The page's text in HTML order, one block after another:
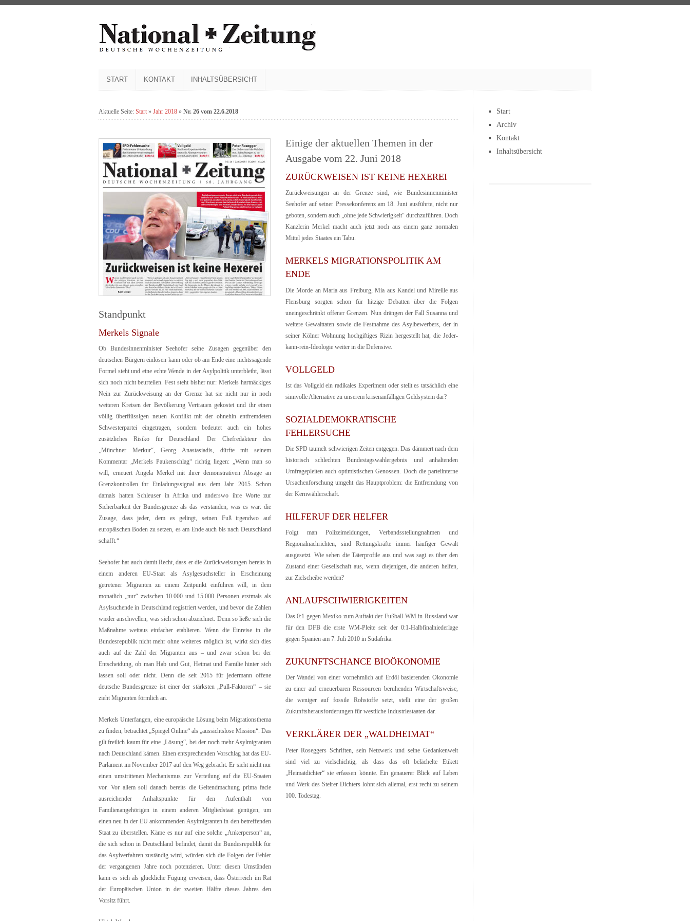
START KONTAKT INHALTSÜBERSICHT
Aktuelle Seite: Start » Jahr 2018 » Nr. 26 vom 22.6.2018
Standpunkt
Merkels Signale
Ob Bundesinnenminister Seehofer seine Zusagen gegenüber den
deutschen Bürgern einlösen kann oder ob am Ende eine nichtssagende
Formel steht und eine echte Wende in der Asylpolitik unterbleibt, lässt
sich noch nicht beurteilen. Fest steht bisher nur: Merkels hartnäckiges
Nein zur Zurückweisung an der Grenze hat sie nicht nur in noch
weiteren Kreisen der Bevölkerung Vertrauen gekostet und ihr einen
völlig überflüssigen neuen Konflikt mit der ohnehin entfremdeten
Schwesterpartei eingetragen, sondern bedeutet auch ein hohes
zusätzliches Risiko für Deutschland. Der Chefredakteur des
„Münchner Merkur“, Georg Anastasiadis, dürfte mit seinem
Kommentar „Merkels Paukenschlag“ richtig liegen: „Wenn man so
will, erneuert Angela Merkel mit ihrer demonstrativen Absage an
Grenzkontrollen ihr Einladungssignal aus dem Jahr 2015. Schon
damals hatten Schleuser in Afrika und anderswo ihre Worte zur
Sicherbarkeit der Bundesgrenze als das verstanden, was es war: die
Zusage, dass jeder, dem es gelingt, seinen Fuß irgendwo auf
europäischen Boden zu setzen, es am Ende auch bis nach Deutschland
schafft.“
Seehofer hat auch damit Recht, dass er die Zurückweisungen bereits in
einem anderen EU-Staat als Asylgesuchsteller in Erscheinung
getretener Migranten zu einem Zeitpunkt einführen will, in dem
monatlich „nur“ zwischen 10.000 und 15.000 Personen erstmals als
Asylsuchende in Deutschland registriert werden, und bevor die Zahlen
wieder anschwellen, was sich schon abzeichnet. Denn so ließe sich die
Maßnahme weitaus einfacher etablieren. Wenn die Einreise in die
Bundesrepublik nicht mehr ohne weiteres möglich ist, wirkt sich dies
auch auf die Zahl der Migranten aus – und zwar schon bei der
Entscheidung, ob man Hab und Gut, Heimat und Familie hinter sich
lassen soll oder nicht. Denn die seit 2015 für jedermann offene
deutsche Bundesgrenze ist einer der stärksten „Pull-Faktoren“ – sie
zieht Migranten förmlich an.
Merkels Unterfangen, eine europäische Lösung beim Migrationsthema
zu finden, betrachtet „Spiegel Online“ als „aussichtslose Mission“. Das
gilt freilich kaum für eine „Lösung“, bei der noch mehr Asylmigranten
nach Deutschland kämen. Einen entsprechenden Vorschlag hat das EU-
Parlament im November 2017 auf den Weg gebracht. Er sieht nicht nur
einen umstrittenen Mechanismus zur Verteilung auf die EU-Staaten
vor. Vor allem soll danach bereits die Geltendmachung prima facie
ausreichender Anhaltspunkte für den Aufenthalt von
Familienangehörigen in einem anderen Mitgliedstaat genügen, um
einen neu in der EU ankommenden Asylmigranten in den betreffenden
Staat zu überstellen. Käme es nur auf eine solche „Ankerperson“ an,
die sich schon in Deutschland befindet, damit die Bundesrepublik für
das Asylverfahren zuständig wird, würden sich die Folgen der Fehler
der vergangenen Jahre noch potenzieren. Unter diesen Umständen
kann es sich als glückliche Fügung erweisen, dass Österreich im Rat
der Europäischen Union in der zweiten Hälfte dieses Jahres den
Vorsitz führt.
Einige der aktuellen Themen in der
Ausgabe vom 22. Juni 2018
ZURÜCKWEISEN IST KEINE HEXEREI
Zurückweisungen an der Grenze sind, wie Bundesinnenminister
Seehofer auf seiner Pressekonferenz am 18. Juni ausführte, nicht nur
geboten, sondern auch „ohne jede Schwierigkeit“ durchzuführen. Doch
Kanzlerin Merkel macht auch jetzt noch aus einem ganz normalen
Mittel jedes Staates ein Tabu.
MERKELS MIGRATIONSPOLITIK AM
ENDE
Die Morde an Maria aus Freiburg, Mia aus Kandel und Mireille aus
Flensburg sorgten schon für hitzige Debatten über die Folgen
uneingeschränkt offener Grenzen. Nun drängen der Fall Susanna und
weitere Gewalttaten sowie die Festnahme des Asylbewerbers, der in
seiner Kölner Wohnung hochgiftiges Rizin hergestellt hat, die Jeder-
kann-rein-Ideologie weiter in die Defensive.
VOLLGELD
Ist das Vollgeld ein radikales Experiment oder stellt es tatsächlich eine
sinnvolle Alternative zu unserem krisenanfälligen Geldsystem dar?
SOZIALDEMOKRATISCHE
FEHLERSUCHE
Die SPD taumelt schwierigen Zeiten entgegen. Das dämmert nach dem
historisch schlechten Bundestagswahlergebnis und anhaltenden
Umfragepleiten auch optimistischen Genossen. Doch die parteiinterne
Ursachenforschung umgeht das Hauptproblem: die Entfremdung von
der Kernwählerschaft.
HILFERUF DER HELFER
Folgt man Polizeimeldungen, Verbandsstellungnahmen und
Regionalnachrichten, sind Rettungskräfte immer häufiger Gewalt
ausgesetzt. Wie sehen die Täterprofile aus und was sagt es über den
Zustand einer Gesellschaft aus, wenn diejenigen, die anderen helfen,
zur Zielscheibe werden?
ANLAUFSCHWIERIGKEITEN
Das 0:1 gegen Mexiko zum Auftakt der Fußball-WM in Russland war
für den DFB die erste WM-Pleite seit der 0:1-Halbfinalniederlage
gegen Spanien am 7. Juli 2010 in Südafrika.
ZUKUNFTSCHANCE BIOÖKONOMIE
Der Wandel von einer vornehmlich auf Erdöl basierenden Ökonomie
zu einer auf erneuerbaren Ressourcen beruhenden Wirtschaftsweise,
die weniger auf fossile Rohstoffe setzt, stellt eine der großen
Zukunftsherausforderungen für westliche Industriestaaten dar.
VERKLÄRER DER „WALDHEIMAT“
Peter Roseggers Schriften, sein Netzwerk und seine Gedankenwelt
sind viel zu vielschichtig, als dass das oft belächelte Etikett
„Heimatdichter“ sie erfassen könnte. Ein genauerer Blick auf Leben
und Werk des Steirer Dichters lohnt sich allemal, erst recht zu seinem
100. Todestag.
Start
Archiv
Kontakt
Inhaltsübersicht